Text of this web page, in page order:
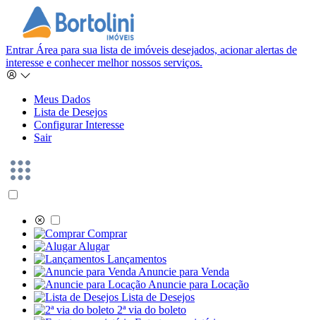
Entrar Área para sua lista de imóveis desejados, acionar alertas de
interesse e conhecer melhor nossos serviços.
Meus Dados
Lista de Desejos
Configurar Interesse
Sair
Comprar
Alugar
Lançamentos
Anuncie para Venda
Anuncie para Locação
Lista de Desejos
2ª via do boleto